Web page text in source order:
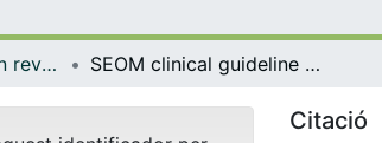
Articles publicats en revistes (Institut d'lnvestigació Biomèdica de Bellvitge (IDIBELL)) SEOM clinical guideline on heritable TP53-related cancer syndrome (2022)
Citació